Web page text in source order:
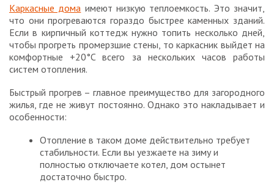
Каркасные дома имеют низкую теплоемкость. Это значит,
что они прогреваются гораздо быстрее каменных зданий.
Если в кирпичный коттедж нужно топить несколько дней,
чтобы прогреть промерзшие стены, то каркасник выйдет на
комфортные +20°C всего за нескольких часов работы
систем отопления.
Быстрый прогрев – главное преимущество для загородного
жилья, где не живут постоянно. Однако это накладывает и
особенности:
Отопление в таком доме действительно требует
стабильности. Если вы уезжаете на зиму и
полностью отключаете котел, дом остынет
достаточно быстро.